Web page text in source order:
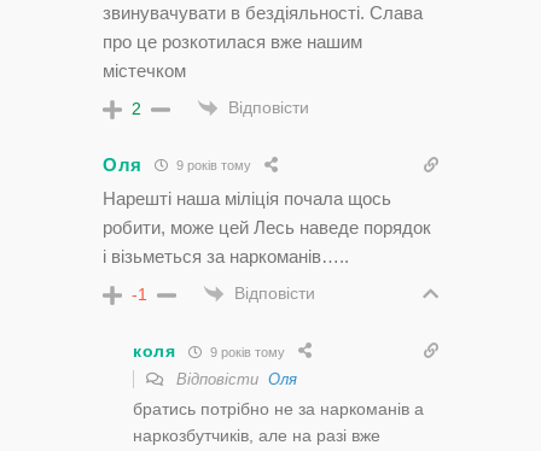
звинувачувати в бездіяльності. Слава
про це розкотилася вже нашим
містечком
2 Відповісти
Оля 9 років тому
Нарешті наша міліція почала щось
робити, може цей Лесь наведе порядок
і візьметься за наркоманів…..
-1 Відповісти
коля 9 років тому
Відповісти Оля
братись потрібно не за наркоманів а
наркозбутчиків, але на разі вже